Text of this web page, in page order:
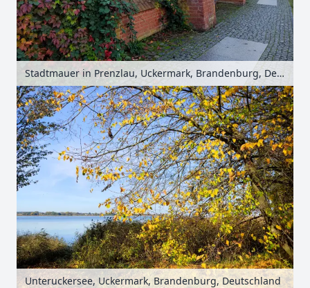
Stadtmauer in Prenzlau, Uckermark, Brandenburg, Deutschland
Unteruckersee, Uckermark, Brandenburg, Deutschland